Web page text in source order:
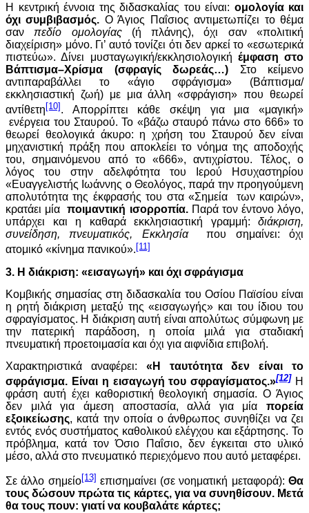
Η κεντρική έννοια της διδασκαλίας του είναι: ομολογία και
όχι συμβιβασμός. Ο Άγιος Παΐσιος αντιμετωπίζει το θέμα
σαν πεδίο ομολογίας(ή πλάνης), όχι σαν «πολιτική
διαχείριση» μόνο. Γι’ αυτό τονίζει ότι δεν αρκεί το «εσωτερικά
πιστεύω». Δίνει μυσταγωγική/εκκλησιολογική έμφαση στο
Βάπτισμα–Χρίσμα (σφραγίς δωρεάς…) Στο κείμενο
αντιπαραβάλλει το «άγιο σφράγισμα» (Βάπτισμα/
εκκλησιαστική ζωή) με μια άλλη «σφράγιση» που θεωρεί
αντίθετη [10] . Απορρίπτει κάθε σκέψη για μια «μαγική»
ενέργεια του Σταυρού. Το «βάζω σταυρό πάνω στο 666» το
θεωρεί θεολογικά άκυρο: η χρήση του Σταυρού δεν είναι
μηχανιστική πράξη που αποκλείει το νόημα της αποδοχής
του, σημαινόμενου από το «666», αντιχρίστου. Τέλος, ο
λόγος του στην αδελφότητα του Ιερού Ησυχαστηρίου
«Ευαγγελιστής Ιωάννης ο Θεολόγος, παρά την προηγούμενη
απολυτότητα της έκφρασής του στα «Σημεία των καιρών»,
κρατάει μίαποιμαντική ισορροπία. Παρά τον έντονο λόγο,
υπάρχει και η καθαρά εκκλησιαστική γραμμή: διάκριση,
συνείδηση, πνευματικός, Εκκλησίαπου σημαίνει: όχι
ατομικό «κίνημα πανικού».[11]
3. Η διάκριση: «εισαγωγή» και όχι σφράγισμα
Κομβικής σημασίας στη διδασκαλία του Οσίου Παϊσίου είναι
η ρητή διάκριση μεταξύ της «εισαγωγής» και του ίδιου του
σφραγίσματος. Η διάκριση αυτή είναι απολύτως σύμφωνη με
την πατερική παράδοση, η οποία μιλά για σταδιακή
πνευματική προετοιμασία και όχι για αιφνίδια επιβολή.
Χαρακτηριστικά αναφέρει: «Η ταυτότητα δεν είναι το
σφράγισμα. Είναι η εισαγωγή του σφραγίσματος.»[12]Η
φράση αυτή έχει καθοριστική θεολογική σημασία. Ο Άγιος
δεν μιλά για άμεση αποστασία, αλλά για μία πορεία
εξοικείωσης, κατά την οποία ο άνθρωπος συνηθίζει να ζει
εντός ενός συστήματος καθολικού ελέγχου και εξάρτησης. Το
πρόβλημα, κατά τον Όσιο Παΐσιο, δεν έγκειται στο υλικό
μέσο, αλλά στο πνευματικό περιεχόμενο που αυτό μεταφέρει.
Σε άλλο σημείο[13] επισημαίνει (σε νοηματική μεταφορά):Θα
τους δώσουν πρώτα τις κάρτες, για να συνηθίσουν. Μετά
θα τους πουν: γιατί να κουβαλάτε κάρτες;